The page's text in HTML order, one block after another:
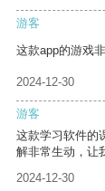
游客
这款app的游戏
2024-12-30
游客
这款学习软件的
解非常生动，让
2024-12-30